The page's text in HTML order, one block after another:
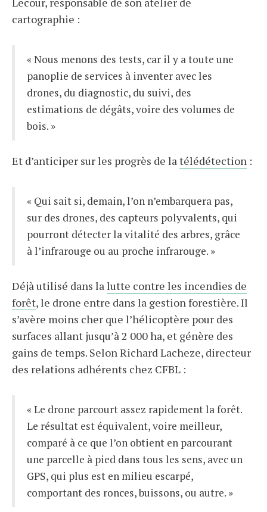
cartographie :
« Nous menons des tests, car il y a toute une
panoplie de services à inventer avec les
drones, du diagnostic, du suivi, des
estimations de dégâts, voire des volumes de
bois. »
Et d’anticiper sur les progrès de la télédétection :
« Qui sait si, demain, l’on n’embarquera pas,
sur des drones, des capteurs polyvalents, qui
pourront détecter la vitalité des arbres, grâce
à l’infrarouge ou au proche infrarouge. »
Déjà utilisé dans la lutte contre les incendies de
forêt, le drone entre dans la gestion forestière. Il
s’avère moins cher que l’hélicoptère pour des
surfaces allant jusqu’à 2 000 ha, et génère des
gains de temps. Selon Richard Lacheze, directeur
des relations adhérents chez CFBL :
« Le drone parcourt assez rapidement la forêt.
Le résultat est équivalent, voire meilleur,
comparé à ce que l’on obtient en parcourant
une parcelle à pied dans tous les sens, avec un
GPS, qui plus est en milieu escarpé,
comportant des ronces, buissons, ou autre. »